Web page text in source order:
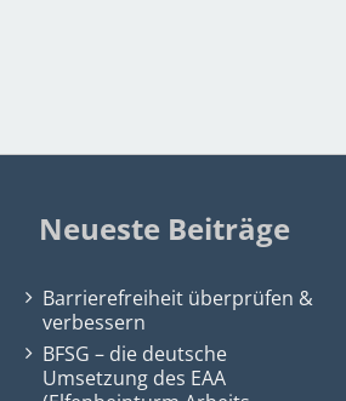
Neueste Beiträge
Barrierefreiheit überprüfen &
verbessern
BFSG – die deutsche
Umsetzung des EAA